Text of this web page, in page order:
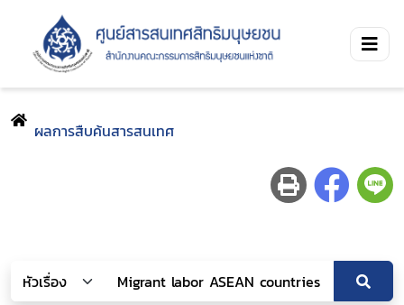
ผลการสืบค้นสารสนเทศ